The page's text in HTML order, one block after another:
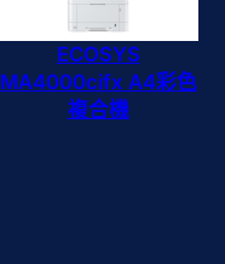
ECOSYS
MA4000cifx A4彩色
複合機